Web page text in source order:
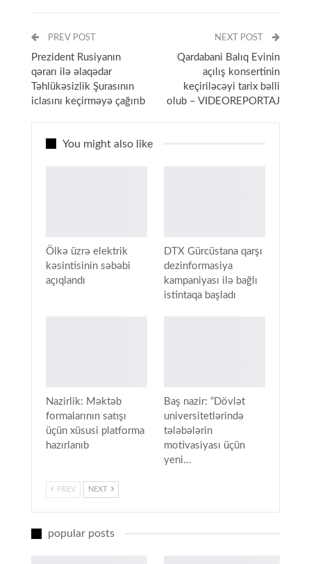
WhatsApp
PREV POST
Prezident Rusiyanın
qərarı ilə əlaqədar
Təhlükəsizlik Şurasının
iclasını keçirməyə çağırıb
NEXT POST
Qardabani Balıq Evinin
açılış konsertinin
keçiriləcəyi tarix bəlli
olub – VIDEOREPORTAJ
You might also like
Ölkə üzrə elektrik
kəsintisinin səbəbi
açıqlandı
DTX Gürcüstana qarşı
dezinformasiya
kampaniyası ilə bağlı
istintaqa başladı
Nazirlik: Məktəb
formalarının satışı
üçün xüsusi platforma
hazırlanıb
Baş nazir: “Dövlət
universitetlərində
tələbələrin
motivasiyası üçün
yeni…
PREV NEXT
popular posts